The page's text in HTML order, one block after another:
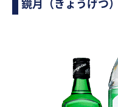
鏡月（きょうげつ）